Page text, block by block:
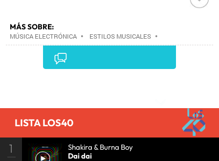
MÁS SOBRE:
MÚSICA ELECTRÓNICA • ESTILOS MUSICALES •
•
LISTA LOS40
1
Shakira & Burna Boy
Dai dai